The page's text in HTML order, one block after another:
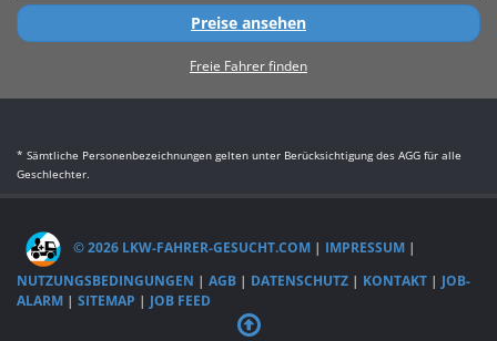
Preise ansehen
Freie Fahrer finden
* Sämtliche Personenbezeichnungen gelten unter Berücksichtigung des AGG für alle
Geschlechter.
© 2026 LKW-FAHRER-GESUCHT.COM | IMPRESSUM |
NUTZUNGSBEDINGUNGEN | AGB | DATENSCHUTZ | KONTAKT | JOB-
ALARM | SITEMAP | JOB FEED